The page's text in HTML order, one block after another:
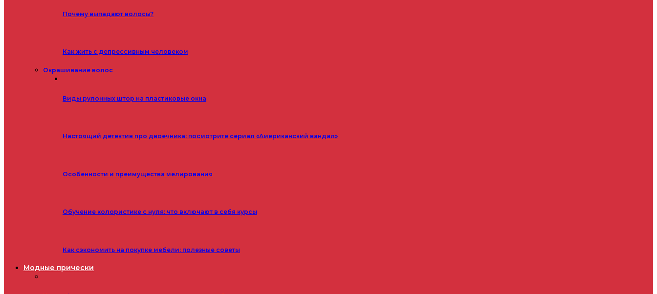
Почему выпадают волосы?
Как жить с депрессивным человеком
Окрашивание волос
Виды рулонных штор на пластиковые окна
Настоящий детектив про двоечника: посмотрите сериал «Американский вандал»
Особенности и преимущества мелирования
Обучение колористике с нуля: что включают в себя курсы
Как сэкономить на покупке мебели: полезные советы
Модные прически